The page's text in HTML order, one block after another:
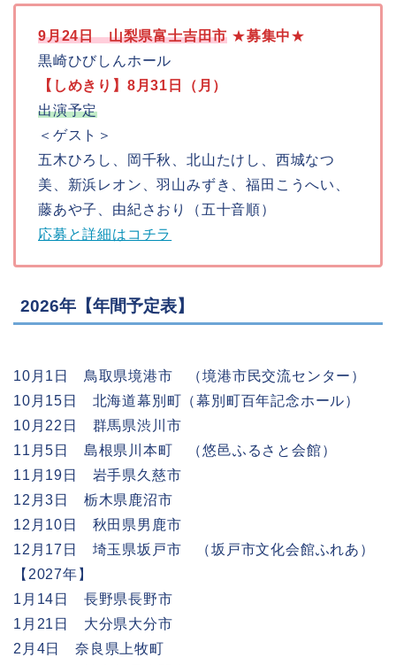
9月24日 山梨県富士吉田市 ★募集中★
黒崎ひびしんホール
【しめきり】8月31日（月）
出演予定
＜ゲスト＞
五木ひろし、岡千秋、北山たけし、西城なつ
美、新浜レオン、羽山みずき、福田こうへい、
藤あや子、由紀さおり（五十音順）
応募と詳細はコチラ
2026年【年間予定表】
10月1日 鳥取県境港市 （境港市民交流センター）
10月15日 北海道幕別町（幕別町百年記念ホール）
10月22日 群馬県渋川市
11月5日 島根県川本町 （悠邑ふるさと会館）
11月19日 岩手県久慈市
12月3日 栃木県鹿沼市
12月10日 秋田県男鹿市
12月17日 埼玉県坂戸市 （坂戸市文化会館ふれあ）
【2027年】
1月14日 長野県長野市
1月21日 大分県大分市
2月4日 奈良県上牧町